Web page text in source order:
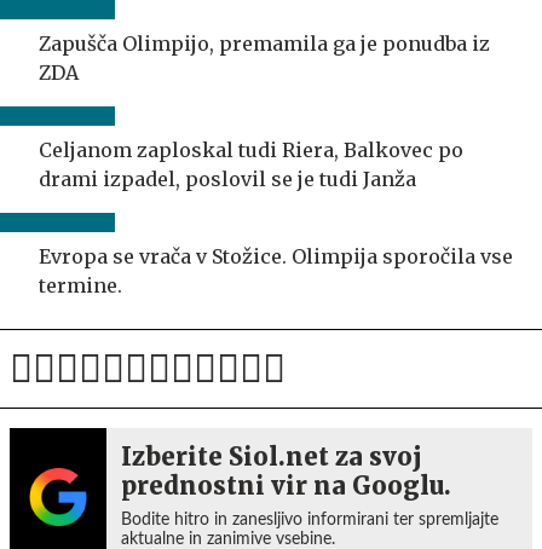
Zapušča Olimpijo, premamila ga je ponudba iz
ZDA
Celjanom zaploskal tudi Riera, Balkovec po
drami izpadel, poslovil se je tudi Janža
Evropa se vrača v Stožice. Olimpija sporočila vse
termine.
Izberite Siol.net za svoj
prednostni vir na Googlu.
Bodite hitro in zanesljivo informirani ter spremljajte
aktualne in zanimive vsebine.